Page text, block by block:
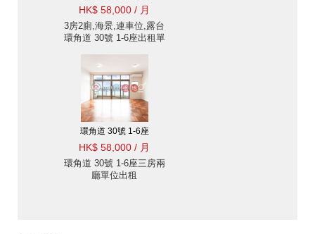
HK$ 58,000 / 月
3房2廁,海景,連車位,露台
環角道 30號 1-6座出租單
環角道 30號 1-6座
HK$ 58,000 / 月
環角道 30號 1-6座三房兩
廳單位出租